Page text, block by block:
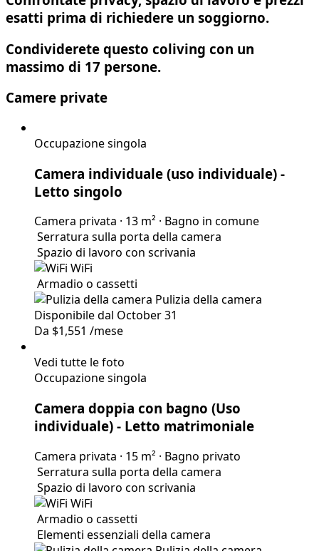
esatti prima di richiedere un soggiorno.
Condividerete questo coliving con un
massimo di 17 persone.
Camere private
Occupazione singola
Camera individuale (uso individuale) -
Letto singolo
Camera privata · 13 m² · Bagno in comune
Serratura sulla porta della camera
Spazio di lavoro con scrivania
WiFi
Armadio o cassetti
Pulizia della camera
Disponibile dal October 31
Da $1,551 /mese
Vedi tutte le foto
Occupazione singola
Camera doppia con bagno (Uso
individuale) - Letto matrimoniale
Camera privata · 15 m² · Bagno privato
Serratura sulla porta della camera
Spazio di lavoro con scrivania
WiFi
Armadio o cassetti